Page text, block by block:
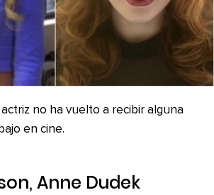
no ha vuelto a recibir alguna
en cine.
Anne Dudek